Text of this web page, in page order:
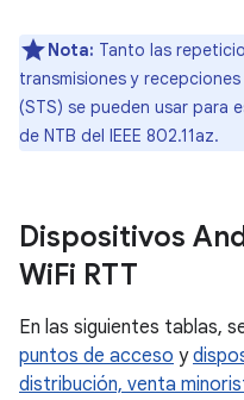
Nota: Tanto las
transmisiones y
(STS) se pueden usar para
de NTB del IEEE 802.11az.
Dispositivos
WiFi RTT
En las siguientes tablas,
puntos de acceso y
distribución, venta